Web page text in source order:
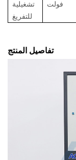
تشغيلية
للتفريغ
فولت
تفاصيل المنتج